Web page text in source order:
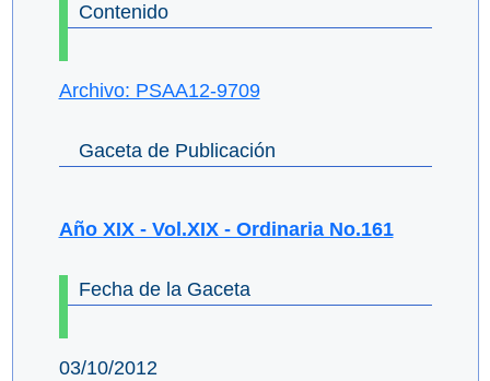
Contenido
Archivo: PSAA12-9709
Gaceta de Publicación
Año XIX - Vol.XIX - Ordinaria No.161
Fecha de la Gaceta
03/10/2012